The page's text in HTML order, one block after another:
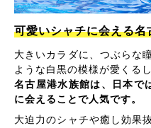
可愛いシャチに会える名
大きいカラダに、つぶらな
ような白黒の模様が愛くる
名古屋港水族館は、日本で
に会えることで人気です。
大迫力のシャチや癒し効果